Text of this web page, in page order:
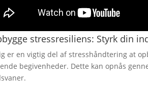
stressresiliens: Styrk din
er en vigtig del af stresshåndtering at
begivenheder. Dette kan opnås